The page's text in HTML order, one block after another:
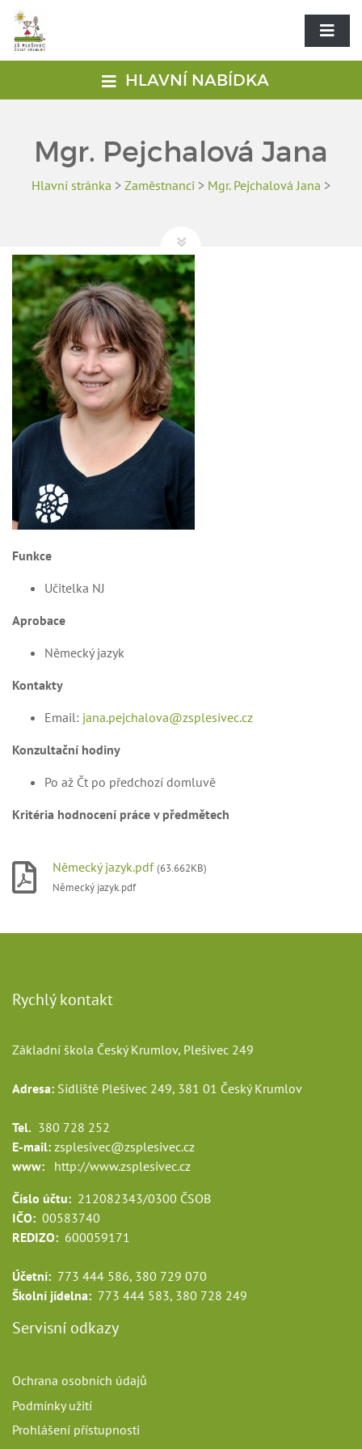
HLAVNÍ NABÍDKA
Mgr. Pejchalová Jana
Hlavní stránka > Zaměstnanci > Mgr. Pejchalová Jana >
Funkce
Učitelka NJ
Aprobace
Německý jazyk
Kontakty
Email: jana.pejchalova@zsplesivec.cz
Konzultační hodiny
Po až Čt po předchozí domluvě
Kritéria hodnocení práce v předmětech
Německý jazyk.pdf (63.662KB)
Německý jazyk.pdf
Rychlý kontakt
Základní škola Český Krumlov, Plešivec 249
Adresa: Sídliště Plešivec 249, 381 01 Český Krumlov
Tel. 380 728 252
E-mail: zsplesivec@zsplesivec.cz
www: http://www.zsplesivec.cz
Číslo účtu: 212082343/0300 ČSOB
IČO: 00583740
REDIZO: 600059171
Účetní: 773 444 586, 380 729 070
Školní jídelna: 773 444 583, 380 728 249
Servisní odkazy
Ochrana osobních údajů
Podmínky užití
Prohlášení přístupnosti